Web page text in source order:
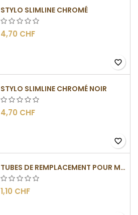
STYLO SLIMLINE CHROMÉ
4,70 CHF
favorite_border
STYLO SLIMLINE CHROMÉ NOIR
4,70 CHF
favorite_border
TUBES DE REMPLACEMENT POUR MÉCANISMES SLIMLINE
1,10 CHF